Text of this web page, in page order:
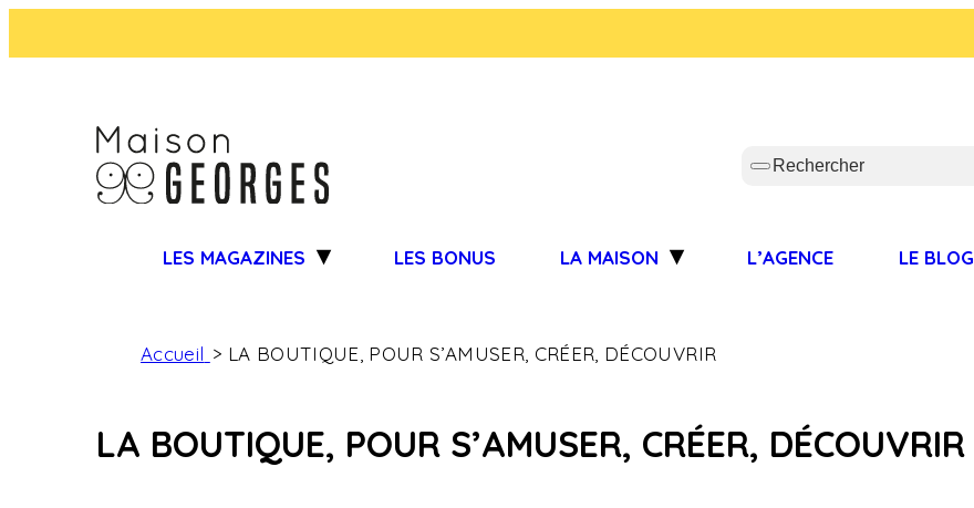
LES MAGAZINES LES BONUS LA MAISON L’AGENCE LE BLOG
Accueil LA BOUTIQUE, POUR S’AMUSER, CRÉER, DÉCOUVRIR
LA BOUTIQUE, POUR S’AMUSER, CRÉER, DÉCOUVRIR